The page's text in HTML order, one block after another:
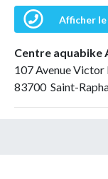
Afficher
Centre aquabike
107 Avenue Victor
83700 Saint-